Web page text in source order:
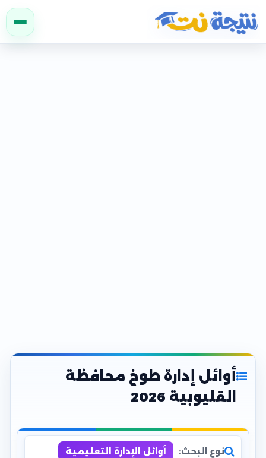
نتيجة نت
أوائل إدارة طوخ محافظة
القليوبية 2026
نوع البحث: أوائل الإدارة التعليمية